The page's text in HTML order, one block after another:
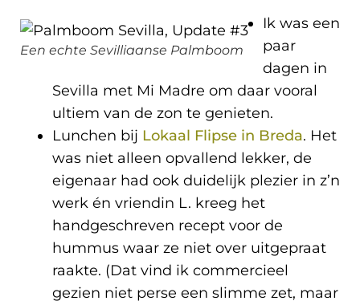
Een echte Sevilliaanse Palmboom
Ik was een
paar
dagen in
Sevilla met Mi Madre om daar vooral
ultiem van de zon te genieten.
Lunchen bij Lokaal Flipse in Breda. Het
was niet alleen opvallend lekker, de
eigenaar had ook duidelijk plezier in z’n
werk én vriendin L. kreeg het
handgeschreven recept voor de
hummus waar ze niet over uitgepraat
raakte. (Dat vind ik commercieel
gezien niet perse een slimme zet, maar